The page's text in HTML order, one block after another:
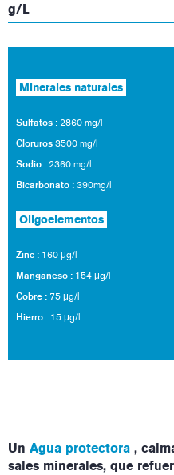
g/L
Minerales naturales
Sulfatos : 2860 mg/l
Cloruros 3500 mg/l
Sodio : 2360 mg/l
Bicarbonato : 390mg/l
Oligoelementos
Zinc : 160 μg/l
Manganeso : 154 μg/l
Cobre : 75 μg/l
Hierro : 15 μg/l
Un Agua protectora ,
sales minerales, que